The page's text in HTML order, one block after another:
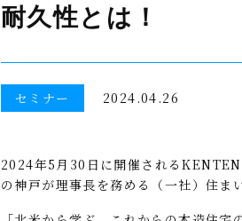
耐久性とは ！
セミナー 2024.04.26
2024年5 月 30 日に開催される
の神戸が理事長を務める（一社）住ま